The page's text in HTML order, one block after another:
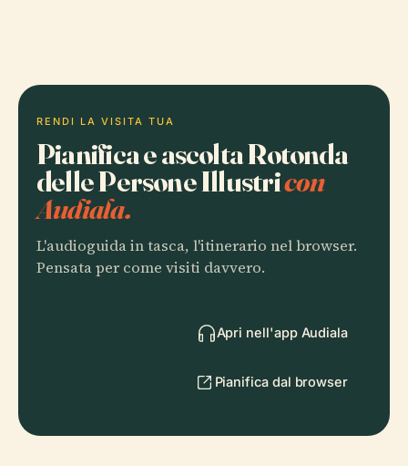
RENDI LA VISITA TUA
Pianifica e ascolta Rotonda
delle Persone Illustricon
Audiala.
L'audioguida in tasca, l'itinerario nel browser.
Pensata per come visiti davvero.
Apri nell'app Audiala
Pianifica dal browser